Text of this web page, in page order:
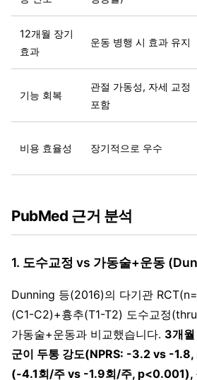
12개월 장기
효과
운동 병행 시 효과 유지
기능 회복
관절 가동성, 자세 교정
포함
비용 효율성 장기적으로 우수
PubMed 근거 분석
1. 도수교정 vs 가동술+운동
Dunning 등(2016)의 다기관
(C1-C2)+흉추(T1-T2) 도수교정
가동술+운동과 비교했습니다. 3개월
군이 두통 강도(NPRS: -3.2 vs -
(-4.1회/주 vs -1.9회/주, p<0.001),